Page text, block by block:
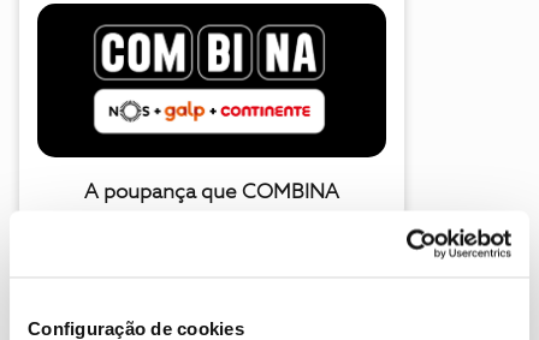
Configuração de cookies
A poupança que COMBINA